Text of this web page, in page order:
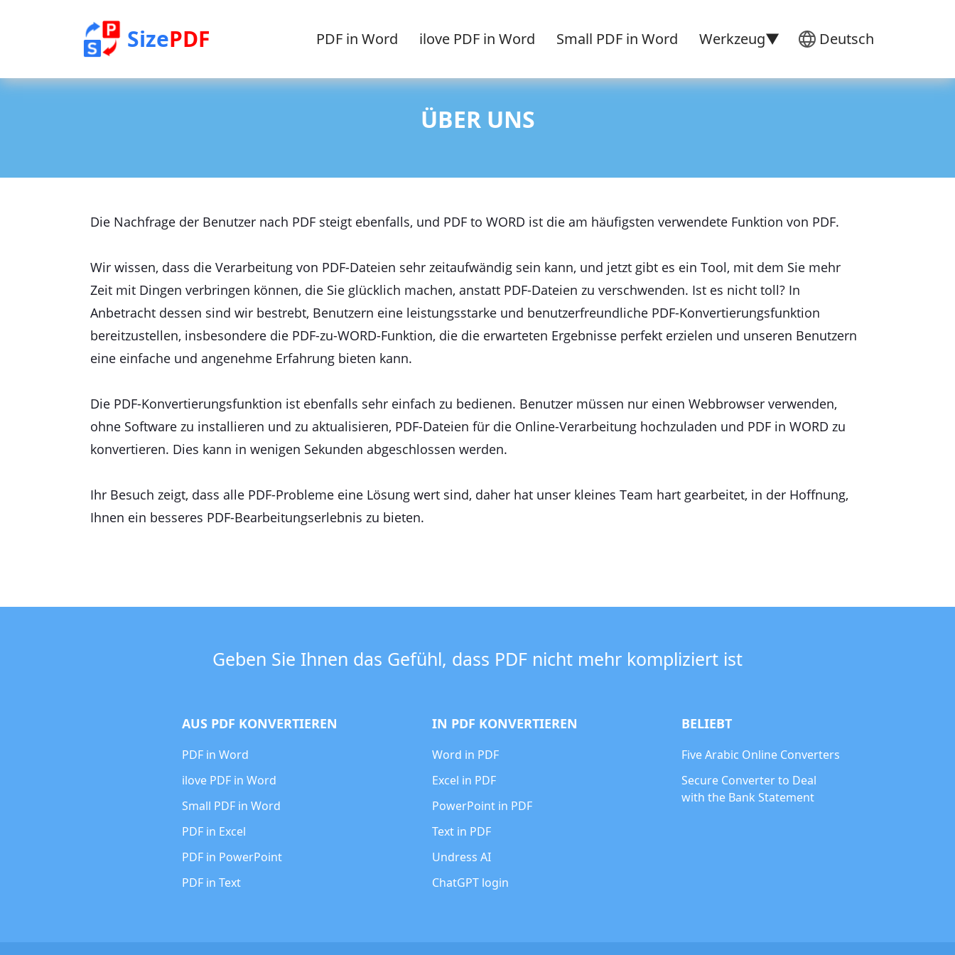
SizePDF Deutsch
PDF in Word ilove PDF in Word Small PDF in Word Werkzeug▼
ÜBER UNS
Die Nachfrage der Benutzer nach PDF steigt ebenfalls, und PDF to WORD ist die am häufigsten verwendete Funktion von PDF.
Wir wissen, dass die Verarbeitung von PDF-Dateien sehr zeitaufwändig sein kann, und jetzt gibt es ein Tool, mit dem Sie mehr
Zeit mit Dingen verbringen können, die Sie glücklich machen, anstatt PDF-Dateien zu verschwenden. Ist es nicht toll? In
Anbetracht dessen sind wir bestrebt, Benutzern eine leistungsstarke und benutzerfreundliche PDF-Konvertierungsfunktion
bereitzustellen, insbesondere die PDF-zu-WORD-Funktion, die die erwarteten Ergebnisse perfekt erzielen und unseren Benutzern
eine einfache und angenehme Erfahrung bieten kann.
Die PDF-Konvertierungsfunktion ist ebenfalls sehr einfach zu bedienen. Benutzer müssen nur einen Webbrowser verwenden,
ohne Software zu installieren und zu aktualisieren, PDF-Dateien für die Online-Verarbeitung hochzuladen und PDF in WORD zu
konvertieren. Dies kann in wenigen Sekunden abgeschlossen werden.
Ihr Besuch zeigt, dass alle PDF-Probleme eine Lösung wert sind, daher hat unser kleines Team hart gearbeitet, in der Hoffnung,
Ihnen ein besseres PDF-Bearbeitungserlebnis zu bieten.
Geben Sie Ihnen das Gefühl, dass PDF nicht mehr kompliziert ist
AUS PDF KONVERTIEREN
PDF in Word
ilove PDF in Word
Small PDF in Word
PDF in Excel
PDF in PowerPoint
PDF in Text
IN PDF KONVERTIEREN
Word in PDF
Excel in PDF
PowerPoint in PDF
Text in PDF
Undress AI
ChatGPT login
BELIEBT
Five Arabic Online Converters
Secure Converter to Deal
with the Bank Statement